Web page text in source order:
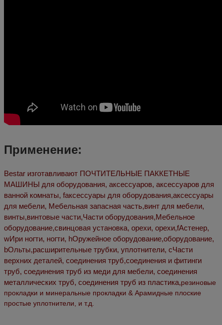
Применение:
Bestar изготавливают ПОЧТИТЕЛЬНЫЕ ПАККЕТНЫЕ
МАШИНЫ для оборудования, аксессуаров, аксессуаров для
ванной комнаты, fаксессуары для оборудования,аксессуары
для мебели, Мебельная запасная часть,винт для мебели,
винты,винтовые части,Части оборудования,Мебельное
оборудование,свинцовая установка, орехи, орехи,fАстенер,
wИри ногти, ногти, hОружейное оборудование,оборудование,
bОльты,расширительные трубки, уплотнители, cЧасти
верхних деталей, соединения труб,соединения и фитинги
труб, соединения труб из меди для мебели, соединения
металлических труб, соединения труб из пластика,резиновые
прокладки и минеральные прокладки & Арамидные плоские
простые уплотнители , и т.д.